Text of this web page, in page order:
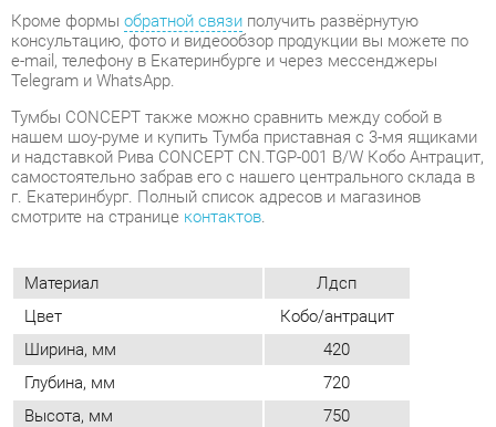
самостоятельно забрав его с нашего центрального склада в
г. Екатеринбург. Полный список адресов и магазинов
смотрите на страницеконтактов.
Материал
Лдсп
Цвет
Кобо/антрацит
Ширина, мм
420
Глубина, мм
Конструкция
С нишей
Количество ящиков
3
Замок
Да
Наличие колес
Нет
Стиль (тумбы/комоды)
Современный